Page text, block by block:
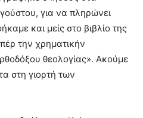
για να πληρώνει
και μείς στο βιβλίο της
την χρηματικήν
θεολογίας». Ακούμε
στη γιορτή των